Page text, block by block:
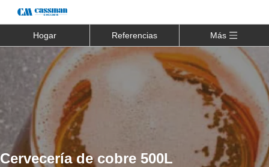
Hogar Referencias Más
Cervecería de cobre 500L